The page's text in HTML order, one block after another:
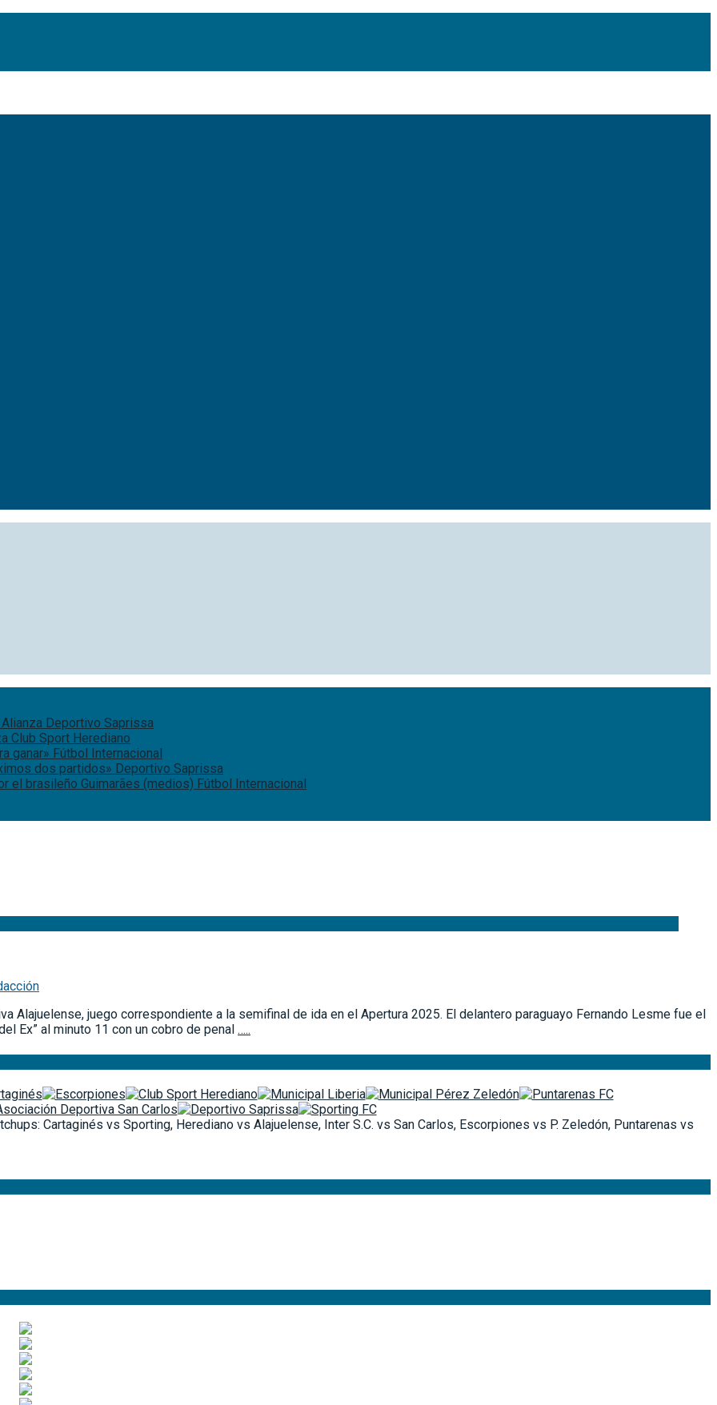
Deportivo Saprissa
Club Sport Herediano
ganar» Fútbol Internacional
dos partidos» Deportivo Saprissa
el brasileño Guimarães (medios) Fútbol Internacional
Alajuelense, juego correspondiente a la semifinal de ida en el Apertura 2025. El delantero paraguayo Fernando Lesme fue el
Ex” al minuto 11 con un cobro de penal …..